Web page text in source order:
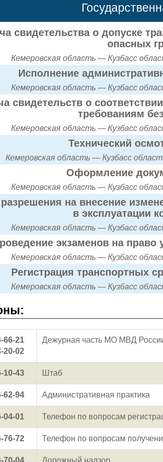
свидетельства о допуске
опасных
Кемеровская область — Кузбасс
Исполнение
Кемеровская область — Кузбасс
свидетельств о
требованиям
Кемеровская область — Кузбасс
Технический
Кемеровская область — Кузбасс
Оформление
Кемеровская область — Кузбасс
на внесение
в эксплуатации
Кемеровская область — Кузбасс
экзаменов на
Кемеровская область — Кузбасс
Регистрация транспортных
Кемеровская область — Кузбасс
66-21
20-02
Дежурная часть МО МВД
10-43 Штаб
62-94 Административная практика
04-01 Телефон по вопросам
76-72 Телефон по вопросам
70-04 Дорожный надзор